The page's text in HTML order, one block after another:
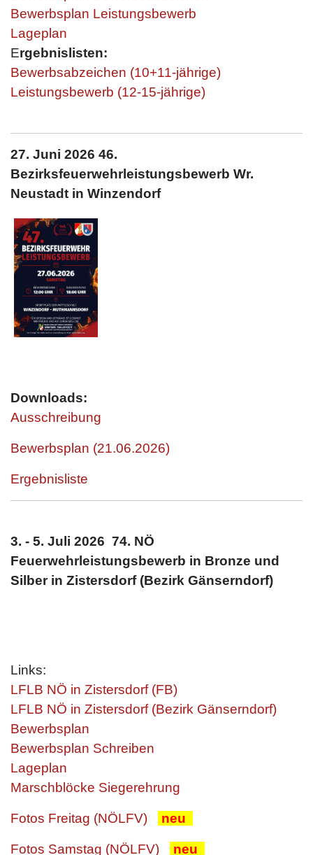
Bewerbsplan Leistungsbewerb
Lageplan
Ergebnislisten:
Bewerbsabzeichen (10+11-jährige)
Leistungsbewerb (12-15-jährige)
27. Juni 2026 46.
Bezirksfeuerwehrleistungsbewerb Wr.
Neustadt in Winzendorf
Downloads:
Ausschreibung
Bewerbsplan (21.06.2026)
Ergebnisliste
3. - 5. Juli 2026 74. NÖ
Feuerwehrleistungsbewerb in Bronze und
Silber in Zistersdorf (Bezirk Gänserndorf)
Links:
LFLB NÖ in Zistersdorf (FB)
LFLB NÖ in Zistersdorf (Bezirk Gänserndorf)
Bewerbsplan
Bewerbsplan Schreiben
Lageplan
Marschblöcke Siegerehrung
Fotos Freitag (NÖLFV) neu
Fotos Samstag (NÖLFV) neu